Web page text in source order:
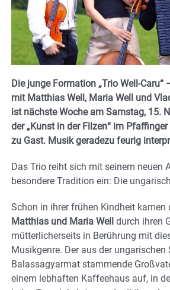
Die junge Formation „Trio Well-Caru“
mit Matthias Well, Maria Well und
ist nächste Woche am Samstag, 15.
der „Kunst in der Filzen“ im
zu Gast. Musik geradezu feurig
Das Trio reiht sich mit seinem neuen
besondere Tradition ein: Die
Schon in ihrer frühen Kindheit kamen
Matthias und Maria Well durch ihren
mütterlicherseits in Berührung mit
Musikgenre. Der aus der ungarischen
Balassagyarmat stammende
einem lebhaften Kaffeehaus auf, in